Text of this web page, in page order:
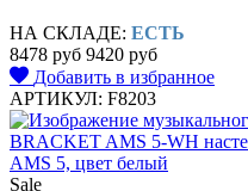
НА СКЛАДЕ: ЕСТЬ
8478 руб 9420 руб
Добавить в избранное
АРТИКУЛ: F8203
Sale